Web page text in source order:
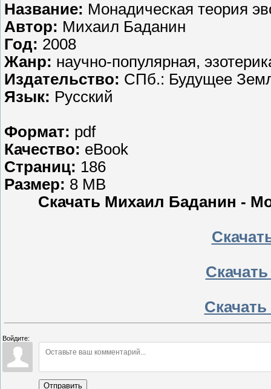
Название: Монадическая теория
Автор: Михаил Баданин
Год: 2008
Жанр: научно-популярная,
Издательство: СПб.: Будущее
Язык: Русский
Формат: pdf
Качество: eBook
Страниц: 186
Размер: 8 MB
Скачать Михаил Баданин -
Войдите:
Отправить